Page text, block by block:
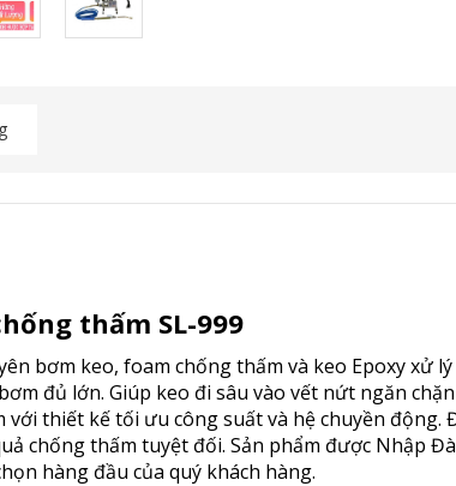
thấm SL-999
bơm keo, foam chống thấm và keo Epoxy xử
đủ lớn. Giúp keo đi sâu vào vết nứt ngăn
thiết kế tối ưu công suất và hệ chuyền
chống thấm tuyệt đối. Sản phẩm được Nhập
hàng đầu của quý khách hàng.